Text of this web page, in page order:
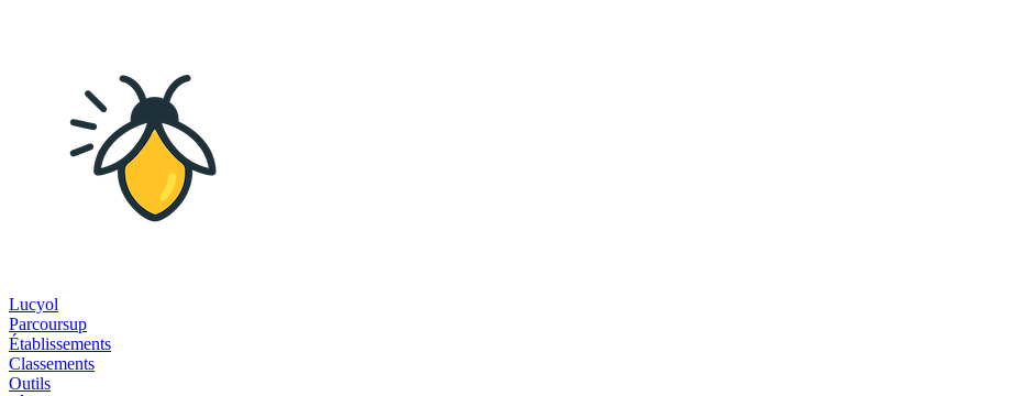
Lucyol
Parcoursup
Établissements
Classements
Outils